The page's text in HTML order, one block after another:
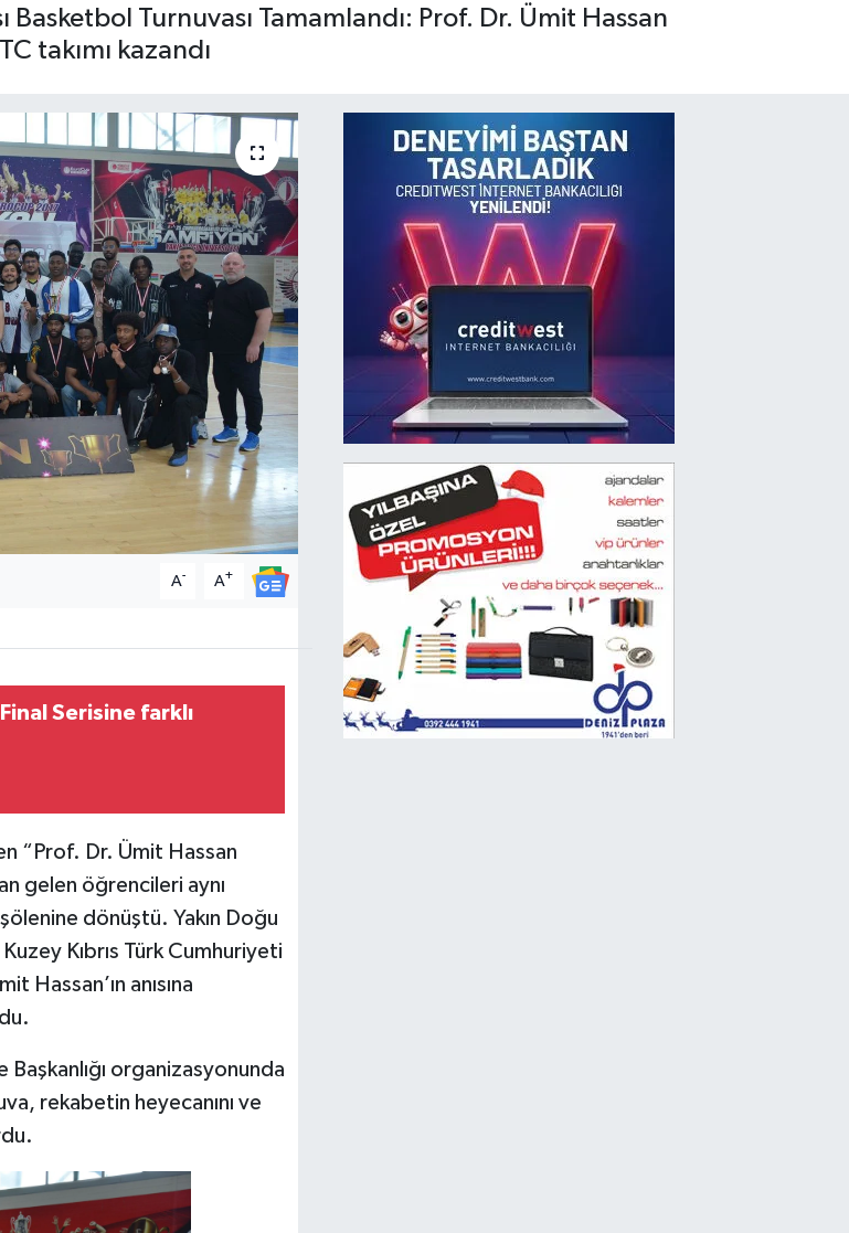
Basketbol Turnuvası Tamamlandı: Prof. Dr. Ümit Hassan
takımı kazandı
A- A+
Serisine farklı
“Prof. Dr. Ümit Hassan
gelen öğrencileri aynı
dönüştü. Yakın Doğu
Kıbrıs Türk Cumhuriyeti
Hassan’ın anısına
Başkanlığı organizasyonunda
rekabetin heyecanını ve